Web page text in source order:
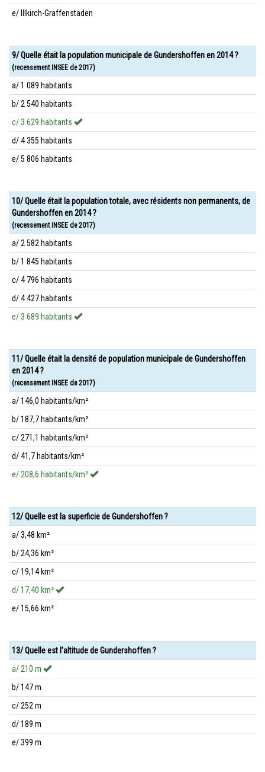
e/ Illkirch-Graffenstaden
9/ Quelle était la population municipale de Gundershoffen en 2014 ?
(recensement INSEE de 2017)
a/ 1 089 habitants
b/ 2 540 habitants
c/ 3 629 habitants
d/ 4 355 habitants
e/ 5 806 habitants
10/ Quelle était la population totale, avec résidents non permanents, de
Gundershoffen en 2014 ?
(recensement INSEE de 2017)
a/ 2 582 habitants
b/ 1 845 habitants
c/ 4 796 habitants
d/ 4 427 habitants
e/ 3 689 habitants
11/ Quelle était la densité de population municipale de Gundershoffen
en 2014 ?
(recensement INSEE de 2017)
a/ 146,0 habitants/km²
b/ 187,7 habitants/km²
c/ 271,1 habitants/km²
d/ 41,7 habitants/km²
e/ 208,6 habitants/km²
12/ Quelle est la superficie de Gundershoffen ?
a/ 3,48 km²
b/ 24,36 km²
c/ 19,14 km²
d/ 17,40 km²
e/ 15,66 km²
13/ Quelle est l'altitude de Gundershoffen ?
a/ 210 m
b/ 147 m
c/ 252 m
d/ 189 m
e/ 399 m